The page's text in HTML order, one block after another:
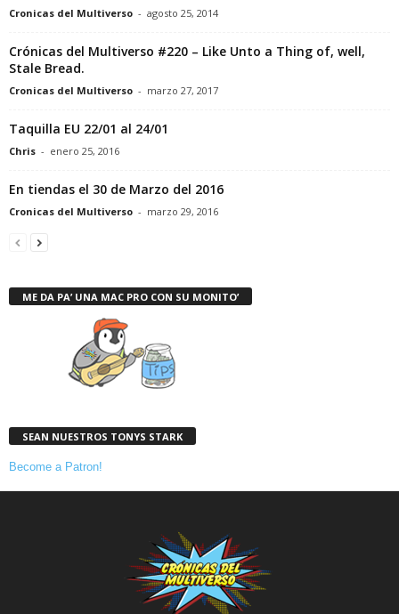
Cronicas del Multiverso - agosto 25, 2014
Crónicas del Multiverso #220 – Like Unto a Thing of, well,
Stale Bread.
Cronicas del Multiverso - marzo 27, 2017
Taquilla EU 22/01 al 24/01
Chris - enero 25, 2016
En tiendas el 30 de Marzo del 2016
Cronicas del Multiverso - marzo 29, 2016
ME DA PA’ UNA MAC PRO CON SU MONITO’
SEAN NUESTROS TONYS STARK
Become a Patron!